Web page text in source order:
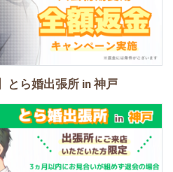
とら婚出張所 in 神戸